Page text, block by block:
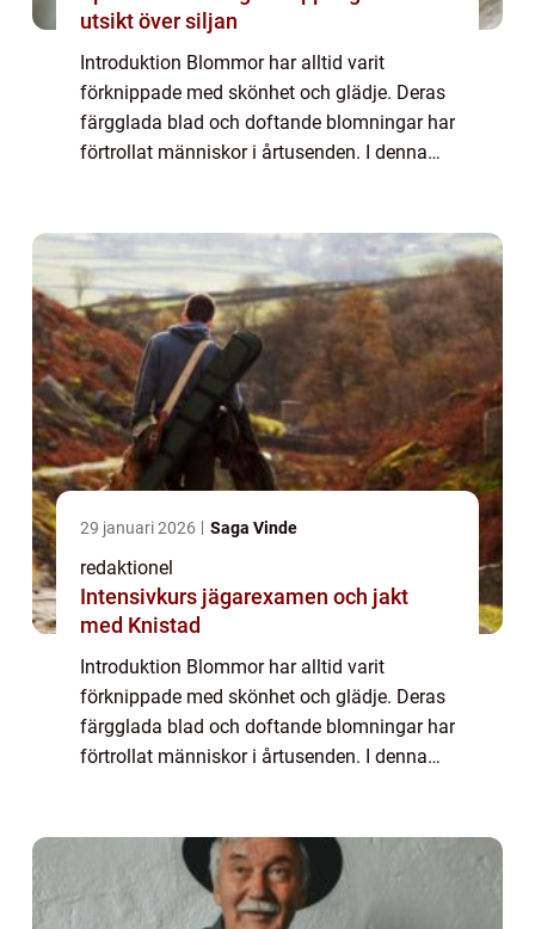
utsikt över siljan
Introduktion Blommor har alltid varit
förknippade med skönhet och glädje. Deras
färgglada blad och doftande blomningar har
förtrollat människor i årtusenden. I denna
29 januari 2026 Saga Vinde
redaktionel
Intensivkurs jägarexamen och jakt
med Knistad
Introduktion Blommor har alltid varit
förknippade med skönhet och glädje. Deras
färgglada blad och doftande blomningar har
förtrollat människor i årtusenden. I denna